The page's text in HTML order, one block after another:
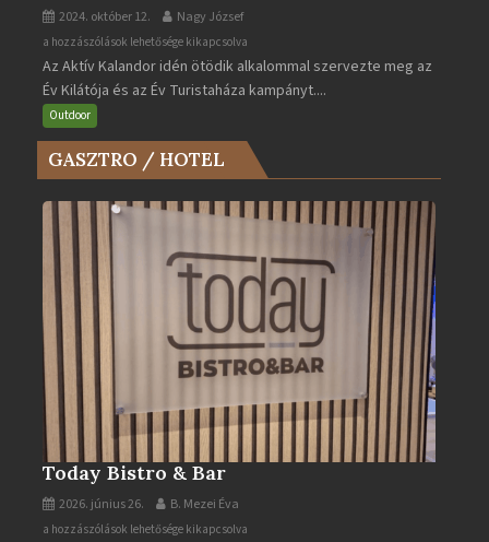
2024. október 12. Nagy József
Az
Év
Kilátója
és
az
Év
bejegyzéshez
a hozzászólások lehetősége kikapcsolva
Az Aktív Kalandor idén ötödik alkalommal szervezte meg az
Év Kilátója és az Év Turistaháza kampányt....
Outdoor
GASZTRO / HOTEL
Today Bistro & Bar
2026. június 26. B. Mezei Éva
Today
a hozzászólások lehetősége kikapcsolva